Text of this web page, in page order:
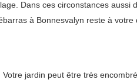
Dans ces circonstances
à Bonnesvalyn reste à
jardin peut être très